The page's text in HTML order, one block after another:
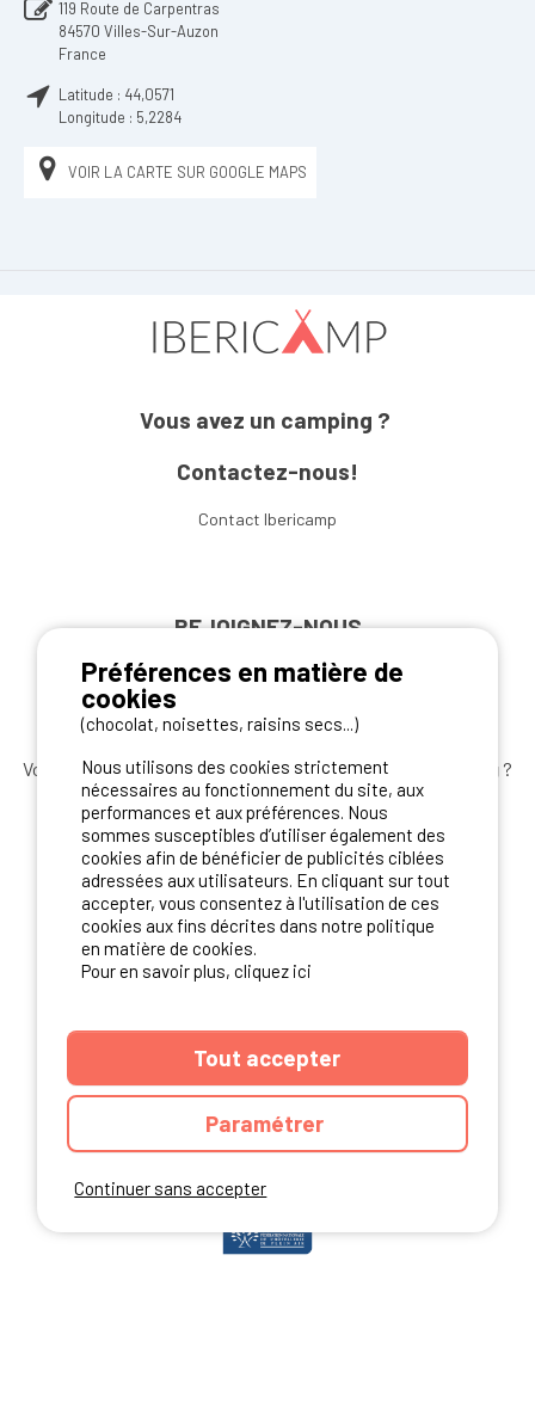
119 Route de Carpentras
84570 Villes-Sur-Auzon
France
Latitude : 44,0571
Longitude : 5,2284
VOIR LA CARTE SUR GOOGLE MAPS
Vous avez un camping ?
Contactez-nous!
Contact Ibericamp
REJOIGNEZ-NOUS
Vous souhaitez bénéficier desmeilleures offres camping ?
Abonnez-vous à la newsletterdès aujourd'hui
S'ABONNER
NOS PARTENAIRES
Continuer sans accepter
Préférences en matière de
cookies
(chocolat, noisettes, raisins secs...)
Nous utilisons des cookies strictement
nécessaires au fonctionnement du site, aux
performances et aux préférences. Nous
sommes susceptibles d’utiliser également des
cookies afin de bénéficier de publicités ciblées
adressées aux utilisateurs. En cliquant sur tout
accepter, vous consentez à l'utilisation de ces
cookies aux fins décrites dans notre politique
en matière de cookies.
Pour en savoir plus, cliquez ici
Tout accepter
Paramétrer